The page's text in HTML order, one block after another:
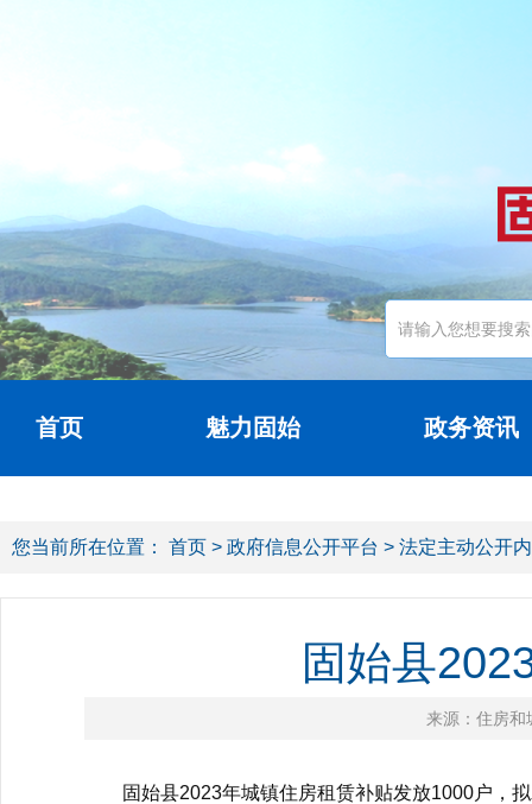
首页 魅力固始 政务资讯
您当前所在位置： 首页 > 政府信息公开平台 > 法定主动公开
固始县
来源：住房和
固始县2023年城镇住房租赁补贴发放1000户，拟